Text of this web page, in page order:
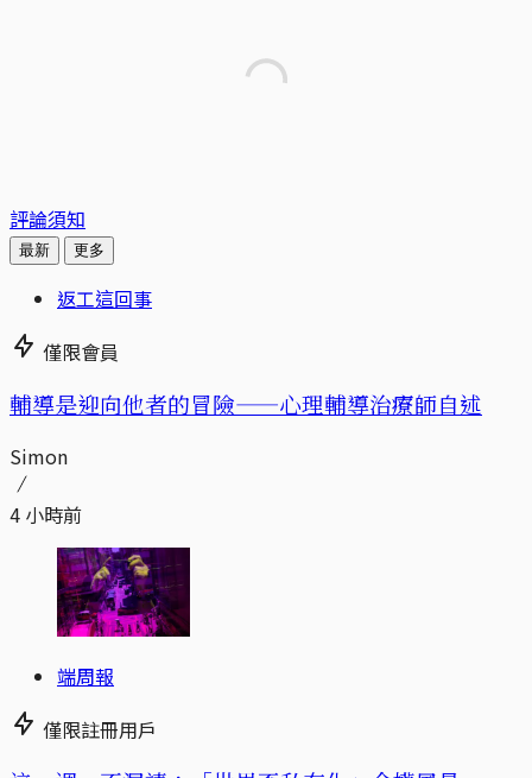
評論須知
最新 更多
返工這回事
僅限會員
輔導是迎向他者的冒險——心理輔導治療師自述
Simon
4 小時前
端周報
僅限註冊用戶